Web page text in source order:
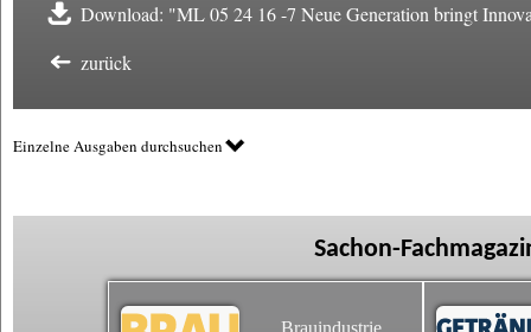
Download: "ML 05 24 16 -7 Neue Generation bringt
zurück
Einzelne Ausgaben durchsuchen
Sachon-
Brauindustrie